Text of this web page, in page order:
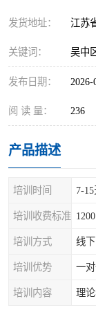
发货地址： 江苏
关键词： 吴中
发布日期： 2026-
阅 读 量： 236
产品描述
培训时间 7-
培训收费标准 1200
培训方式 线下
培训优势 一
培训内容 理